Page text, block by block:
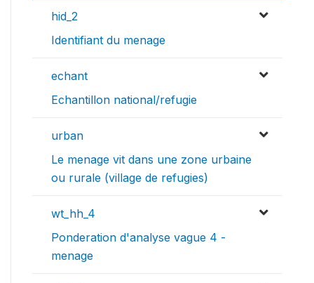
hid_2
Identifiant du menage
echant
Echantillon national/refugie
urban
Le menage vit dans une zone urbaine
ou rurale (village de refugies)
wt_hh_4
Ponderation d'analyse vague 4 -
menage